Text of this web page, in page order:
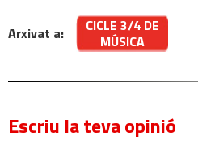
Arxivat a:
CICLE 3/4 DE
MÚSICA
Escriu la teva opinió